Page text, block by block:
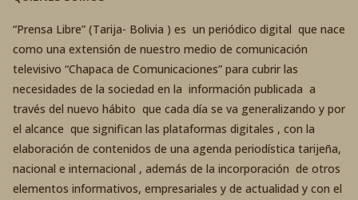
“Prensa Libre” (Tarija- Bolivia ) es un periódico digital que nace
como una extensión de nuestro medio de comunicación
televisivo “Chapaca de Comunicaciones” para cubrir las
necesidades de la sociedad en la información publicada a
través del nuevo hábito que cada día se va generalizando y por
el alcance que significan las plataformas digitales , con la
elaboración de contenidos de una agenda periodística tarijeña,
nacional e internacional , además de la incorporación de otros
elementos informativos, empresariales y de actualidad y con el